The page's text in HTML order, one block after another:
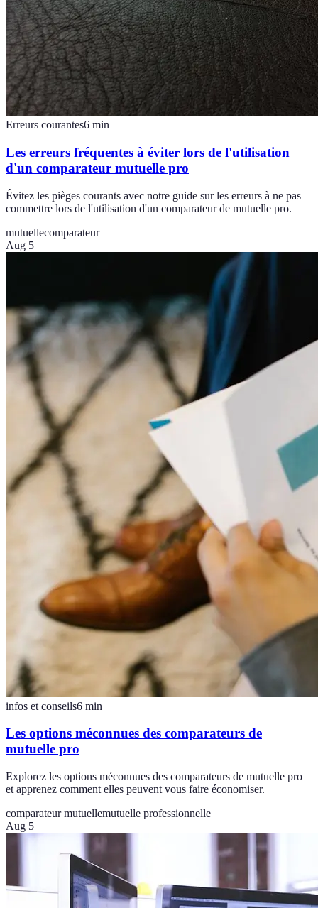
Erreurs courantes6 min
Les erreurs fréquentes à éviter lors de l'utilisation
d'un comparateur mutuelle pro
Évitez les pièges courants avec notre guide sur les erreurs à ne pas
commettre lors de l'utilisation d'un comparateur de mutuelle pro.
mutuellecomparateur
Aug 5
infos et conseils6 min
Les options méconnues des comparateurs de
mutuelle pro
Explorez les options méconnues des comparateurs de mutuelle pro
et apprenez comment elles peuvent vous faire économiser.
comparateur mutuellemutuelle professionnelle
Aug 5